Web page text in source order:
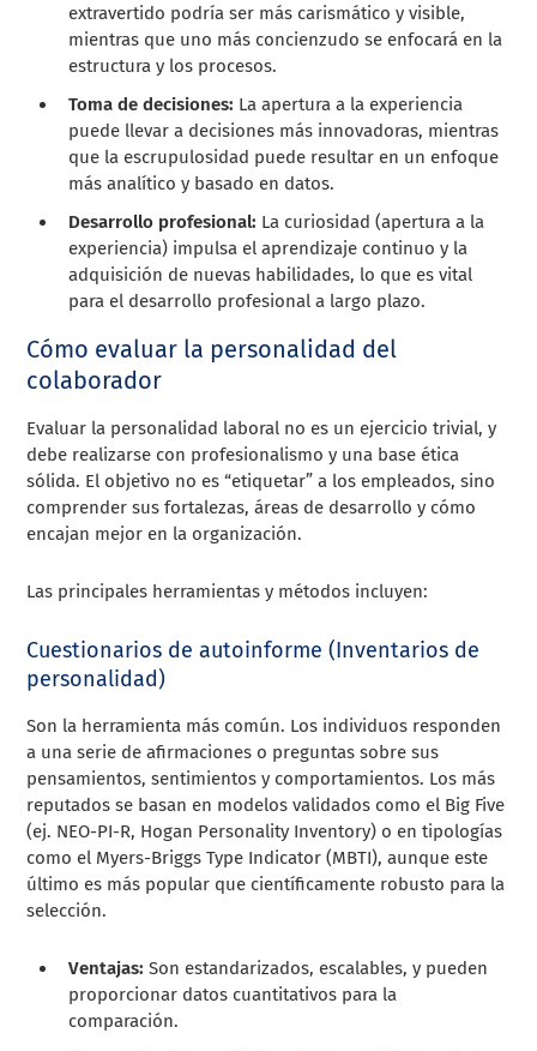
extravertido podría ser más carismático y visible,
mientras que uno más concienzudo se enfocará en la
estructura y los procesos.
Toma de decisiones: La apertura a la experiencia
puede llevar a decisiones más innovadoras, mientras
que la escrupulosidad puede resultar en un enfoque
más analítico y basado en datos.
Desarrollo profesional: La curiosidad (apertura a la
experiencia) impulsa el aprendizaje continuo y la
adquisición de nuevas habilidades, lo que es vital
para el desarrollo profesional a largo plazo.
Cómo evaluar la personalidad del
colaborador
Evaluar la personalidad laboral no es un ejercicio trivial, y
debe realizarse con profesionalismo y una base ética
sólida. El objetivo no es “etiquetar” a los empleados, sino
comprender sus fortalezas, áreas de desarrollo y cómo
encajan mejor en la organización.
Las principales herramientas y métodos incluyen:
Cuestionarios de autoinforme (Inventarios de
personalidad)
Son la herramienta más común. Los individuos responden
a una serie de afirmaciones o preguntas sobre sus
pensamientos, sentimientos y comportamientos. Los más
reputados se basan en modelos validados como el Big Five
(ej. NEO-PI-R, Hogan Personality Inventory) o en tipologías
como el Myers-Briggs Type Indicator (MBTI), aunque este
último es más popular que científicamente robusto para la
selección.
Ventajas: Son estandarizados, escalables, y pueden
proporcionar datos cuantitativos para la
comparación.